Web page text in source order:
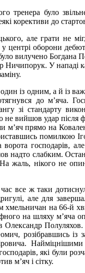
було
корективи до
але грати не
центрі оборони
вилучено Богдана
Ничипорук. У
із одним, а й із
до м’яча.
зі стандарту
вийшов удар після
м’яч прямо на
помилкою
господарів,
надто слабким.
жаль, нікого не
все ж таки
але для
хмельничан на 66-й
на шляху м’яча
розібравшись із
які були
м’яч і сітку.